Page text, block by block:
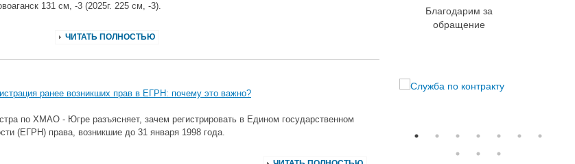
131 см, -3 (2025г. 225 см, -3).
ЧИТАТЬ ПОЛНОСТЬЮ
ранее возникших прав в ЕГРН: почему это важно?
по ХМАО - Югре разъясняет, зачем регистрировать в Едином государственном
(ЕГРН) права, возникшие до 31 января 1998 года.
Благодарим за
обращение